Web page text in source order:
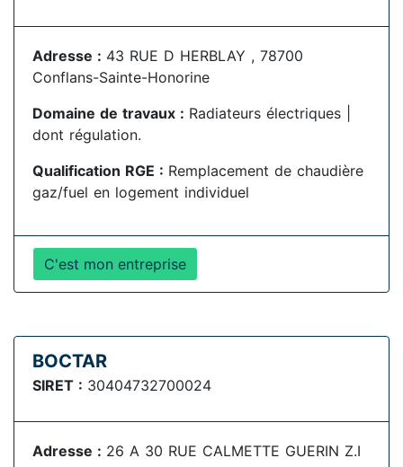
Adresse : 43 RUE D HERBLAY , 78700
Conflans-Sainte-Honorine
Domaine de travaux : Radiateurs électriques |
dont régulation.
Qualification RGE : Remplacement de chaudière
gaz/fuel en logement individuel
C'est mon entreprise
BOCTAR
SIRET : 30404732700024
Adresse : 26 A 30 RUE CALMETTE GUERIN Z.I